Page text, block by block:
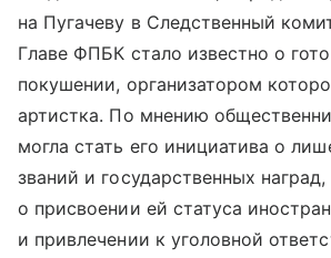
на Пугачеву в Следственный
Главе ФПБК стало известно о
покушении, организатором
артистка. По мнению
могла стать его инициатива о
званий и государственных
о присвоении ей статуса
и привлечении к уголовной